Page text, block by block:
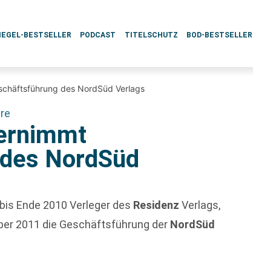
BESTSELLER PODCAST TITELSCHUTZ BOD-BESTSELLER
des NordSüd Verlags
NordSüd
Ende 2010 Verleger des Residenz Verlags,
2011 die Geschäftsführung der NordSüd